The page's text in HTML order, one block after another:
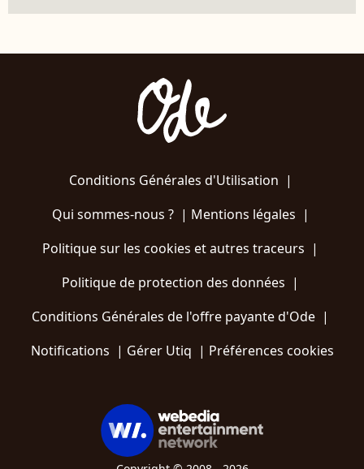
Conditions Générales d'Utilisation |
Qui sommes-nous ?| Mentions légales |
Politique sur les cookies et autres traceurs |
Politique de protection des données |
Conditions Générales de l'offre payante d'Ode |
Notifications | Gérer Utiq | Préférences cookies